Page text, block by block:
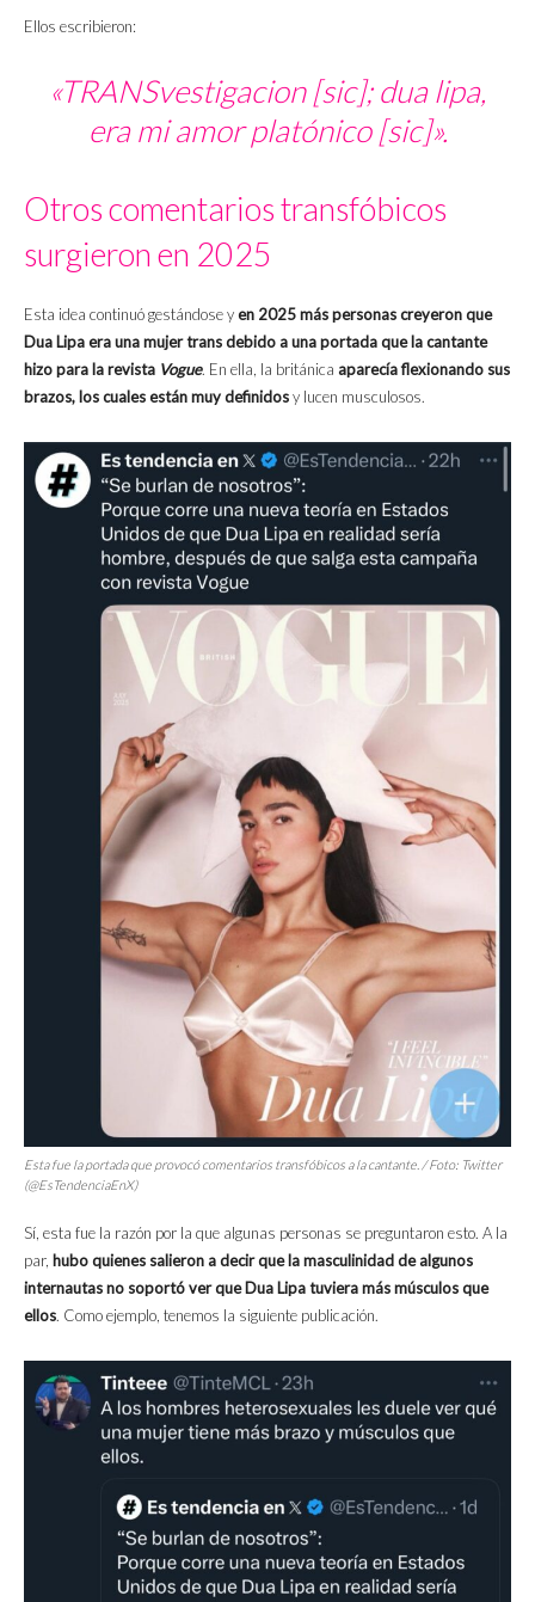
Ellos escribieron:
«TRANSvestigacion [sic]; dua lipa,
era mi amor platónico [sic]».
Otros comentarios transfóbicos
surgieron en 2025
Esta idea continuó gestándose yen 2025 más personas creyeron que
Dua Lipa era una mujer trans debido a una portada que la cantante
hizo para la revista Vogue. En ella, la británica aparecía flexionando sus
brazos, los cuales están muy definidosy lucen musculosos.
Esta fue la portada que provocó comentarios transfóbicos a la cantante. / Foto: Twitter
(@EsTendenciaEnX)
Sí, esta fue la razón por la que algunas personas se preguntaron esto. A la
par, hubo quienes salieron a decir que la masculinidad de algunos
internautas no soportó ver que Dua Lipa tuviera más músculos que
ellos. Como ejemplo, tenemos la siguiente publicación.